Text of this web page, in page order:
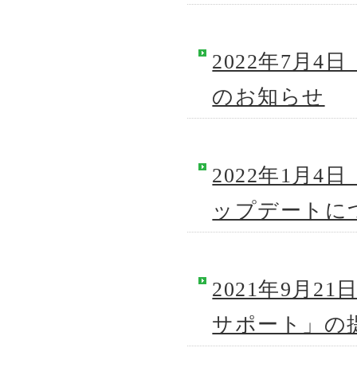
2022年7月4
のお知らせ
2022年1月4
ップデートに
2021年9月21
サポート」の